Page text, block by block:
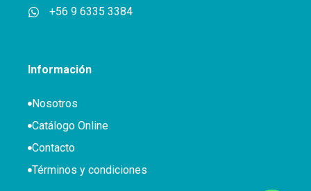
+56 9 6335 3384
Información
Nosotros
Catálogo Online
Contacto
Términos y condiciones